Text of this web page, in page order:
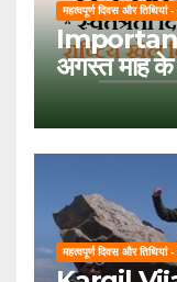
महत्वपूर्ण दिवस और
अगस्त माह के
महत्वपूर्ण दिवस और